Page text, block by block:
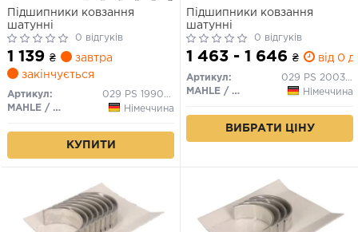
Підшипники ковзання
шатунні
0 відгуків
1 139 ₴
завтра
закінчується
Артикул:
029 PS 19905 000
MAHLE / KNECHT
Німеччина
КУПИТИ
Підшипники ковзання
шатунні
0 відгуків
1 463 - 1 646 ₴ від 0
Артикул:
029 PS 20034 000
MAHLE / KNECHT
Німеччина
ВИБРАТИ ЦІНУ